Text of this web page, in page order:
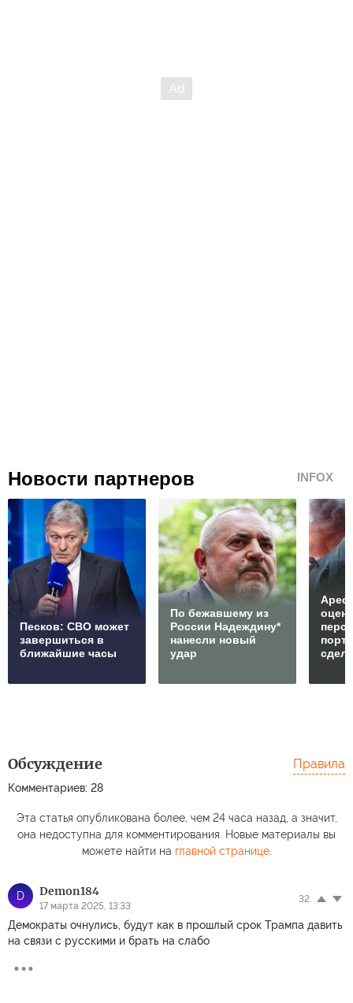
Новости партнеров INFOX
Песков: СВО может
завершиться в
ближайшие часы
По бежавшему из
России Надеждину*
нанесли новый
удар
Обсуждение
Комментариев: 28
Правила
Эта статья опубликована более, чем 24 часа назад, а значит,
она недоступна для комментирования. Новые материалы вы
можете найти на главной странице.
D Demon184
17 марта 2025, 13:33
32
Демократы очнулись, будут как в прошлый срок Трампа давить
на связи с русскими и брать на слабо